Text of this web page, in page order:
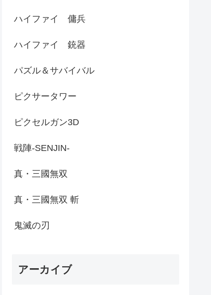
ハイファイ 傭兵
ハイファイ 銃器
パズル＆サバイバル
ピクサータワー
ピクセルガン3D
戦陣-SENJIN-
真・三國無双
真・三國無双 斬
鬼滅の刃
アーカイブ